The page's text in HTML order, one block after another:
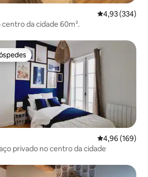
Classificação
4,93 (334)
da cidade 60m².
mais apreciados
Classificação
4,96 (169)
privado no centro da cidade